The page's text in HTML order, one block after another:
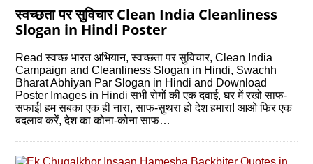
स्वच्छता पर सुविचार Clean India Cleanliness
Slogan in Hindi Poster
Read स्वच्छ भारत अभियान, स्वच्छता पर सुविचार, Clean India
Campaign and Cleanliness Slogan in Hindi, Swachh
Bharat Abhiyan Par Slogan in Hindi and Download
Poster Images in Hindi सभी रोगों की एक दवाई, घर में रखो साफ-
सफाई! हम सबका एक ही नारा, साफ-सुथरा हो देश हमारा! आओ फिर एक
बदलाव करें, देश का कोना-कोना साफ…